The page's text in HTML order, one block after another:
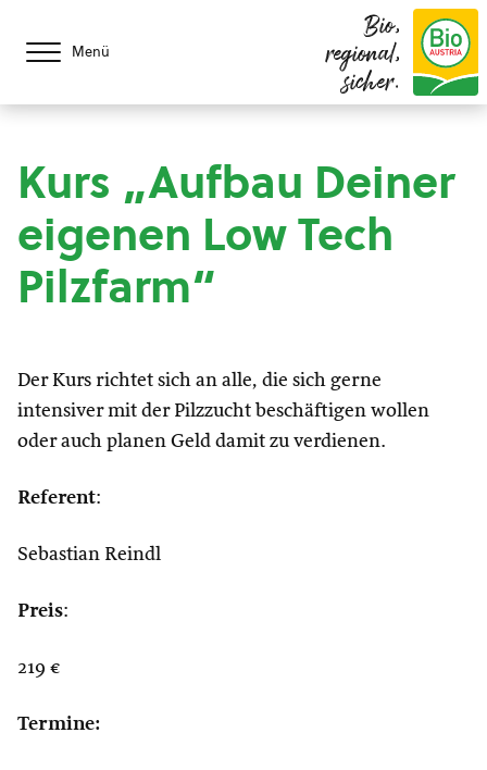
Menü
Bio,
regional,
sicher.
Kurs „Aufbau Deiner
eigenen Low Tech
Pilzfarm“
Der Kurs richtet sich an alle, die sich gerne
intensiver mit der Pilzzucht beschäftigen wollen
oder auch planen Geld damit zu verdienen.
Referent:
Sebastian Reindl
Preis:
219 €
Termine: